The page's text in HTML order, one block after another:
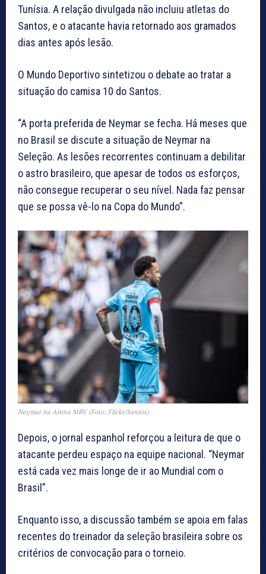
Tunísia. A relação divulgada não incluiu atletas do
Santos, e o atacante havia retornado aos gramados
dias antes após lesão.
O Mundo Deportivo sintetizou o debate ao tratar a
situação do camisa 10 do Santos.
“A porta preferida de Neymar se fecha. Há meses que
no Brasil se discute a situação de Neymar na
Seleção. As lesões recorrentes continuam a debilitar
o astro brasileiro, que apesar de todos os esforços,
não consegue recuperar o seu nível. Nada faz pensar
que se possa vê-lo na Copa do Mundo”.
Neymar na Arena MRV (Foto: Flickr/Santos)
Depois, o jornal espanhol reforçou a leitura de que o
atacante perdeu espaço na equipe nacional. “Neymar
está cada vez mais longe de ir ao Mundial com o
Brasil”.
Enquanto isso, a discussão também se apoia em falas
recentes do treinador da seleção brasileira sobre os
critérios de convocação para o torneio.